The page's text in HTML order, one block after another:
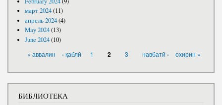
март 2024(11)
апрель 2024(4)
May 2024(13)
June 2024(10)
« аввалин ‹ қаблӣ 1 2 3 навбатӣ › охирин »
БИБЛИОТЕКА